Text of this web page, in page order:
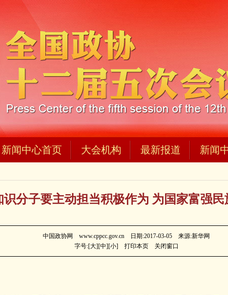
新闻中心首页 大会机构 最新报道 新闻
分子要主动担当积极作为 为国家富强
中国政协网 www.cppcc.gov.cn 日期:2017-03-05 来源:新华网
字号:[大][中][小] 打印本页 关闭窗口